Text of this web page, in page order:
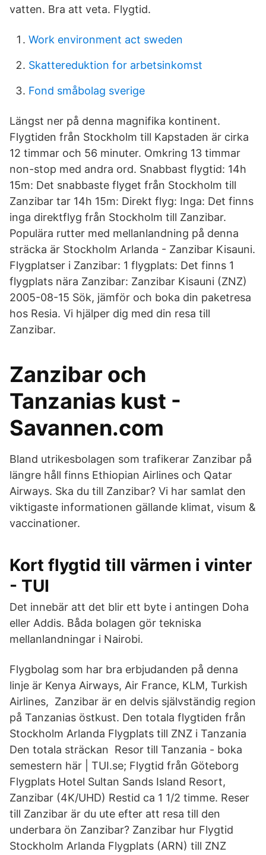
vatten. Bra att veta. Flygtid.
Work environment act sweden
Skattereduktion for arbetsinkomst
Fond småbolag sverige
Längst ner på denna magnifika kontinent.
Flygtiden från Stockholm till Kapstaden är cirka
12 timmar och 56 minuter. Omkring 13 timmar
non-stop med andra ord. Snabbast flygtid: 14h
15m: Det snabbaste flyget från Stockholm till
Zanzibar tar 14h 15m: Direkt flyg: Inga: Det finns
inga direktflyg från Stockholm till Zanzibar.
Populära rutter med mellanlandning på denna
sträcka är Stockholm Arlanda - Zanzibar Kisauni.
Flygplatser i Zanzibar: 1 flygplats: Det finns 1
flygplats nära Zanzibar: Zanzibar Kisauni (ZNZ)
2005-08-15 Sök, jämför och boka din paketresa
hos Resia. Vi hjälper dig med din resa till
Zanzibar.
Zanzibar och
Tanzanias kust -
Savannen.com
Bland utrikesbolagen som trafikerar Zanzibar på
längre håll finns Ethiopian Airlines och Qatar
Airways. Ska du till Zanzibar? Vi har samlat den
viktigaste informationen gällande klimat, visum &
vaccinationer.
Kort flygtid till värmen i vinter
- TUI
Det innebär att det blir ett byte i antingen Doha
eller Addis. Båda bolagen gör tekniska
mellanlandningar i Nairobi.
Flygbolag som har bra erbjudanden på denna
linje är Kenya Airways, Air France, KLM, Turkish
Airlines, Zanzibar är en delvis självständig region
på Tanzanias östkust. Den totala flygtiden från
Stockholm Arlanda Flygplats till ZNZ i Tanzania
Den totala sträckan Resor till Tanzania - boka
semestern här | TUI.se; Flygtid från Göteborg
Flygplats Hotel Sultan Sands Island Resort,
Zanzibar (4K/UHD) Restid ca 1 1/2 timme. Reser
till Zanzibar är du ute efter att resa till den
underbara ön Zanzibar? Zanzibar hur Flygtid
Stockholm Arlanda Flygplats (ARN) till ZNZ